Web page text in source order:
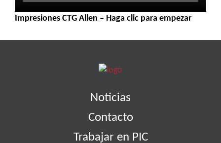
Impresiones CTG Allen – Haga clic para empezar
Noticias
Contacto
Trabajar en PIC